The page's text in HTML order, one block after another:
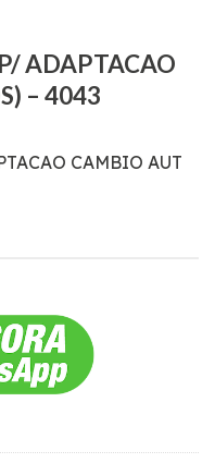
ADAPTACAO
– 4043
CAMBIO AUT